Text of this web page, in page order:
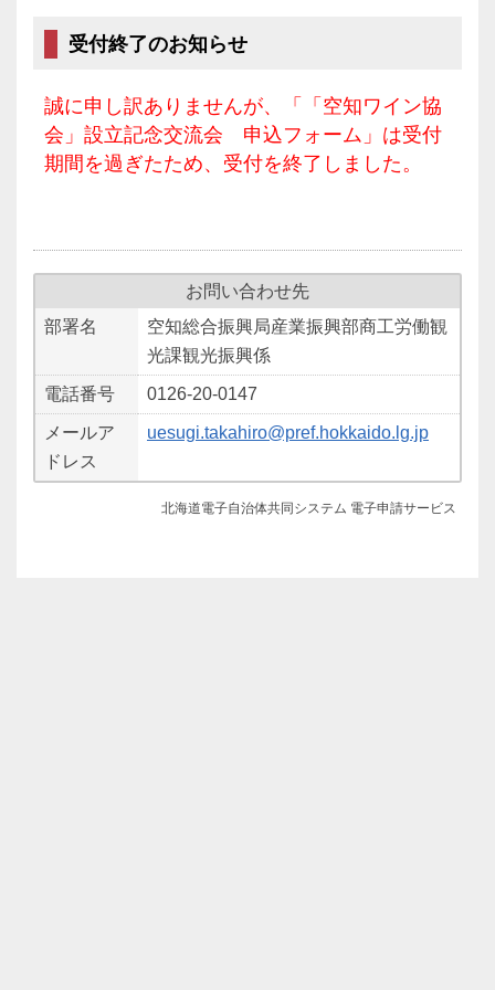
受付終了のお知らせ
誠に申し訳ありませんが、「「空知ワイン協
会」設立記念交流会 申込フォーム」は受付
期間を過ぎたため、受付を終了しました。
お問い合わせ先
部署名
空知総合振興局産業振興部商工労働観
光課観光振興係
電話番号 0126-20-0147
メールア
ドレス
uesugi.takahiro@pref.hokkaido.lg.jp
北海道電子自治体共同システム 電子申請サービス